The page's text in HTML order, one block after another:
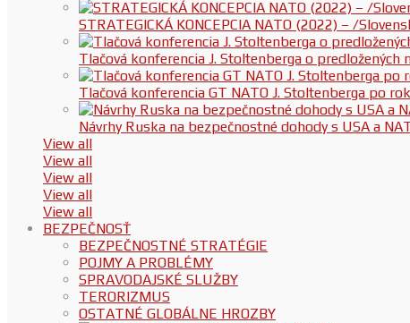
STRATEGICKÁ KONCEPCIA NATO (2022) – /
Tlačová konferencia J. Stoltenberga o predložených
Tlačová konferencia GT NATO J. Stoltenberga po
Návrhy Ruska na bezpečnostné dohody s USA a
View all
View all
View all
View all
View all
BEZPEČNOSŤ
BEZPEČNOSTNÉ STRATÉGIE
POJMY A PROBLÉMY
SPRAVODAJSKÉ SLUŽBY
TERORIZMUS
OSTATNÉ GLOBÁLNE HROZBY